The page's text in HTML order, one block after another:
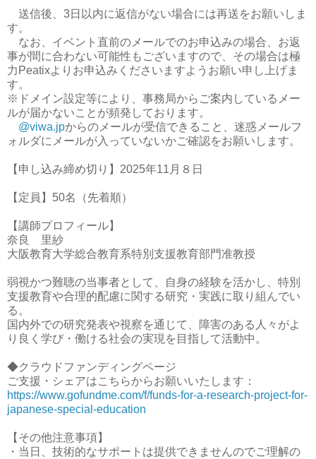
送信後、3日以内に返信がない場合には再送をお願いしま
す。
なお、イベント直前のメールでのお申込みの場合、お返
事が間に合わない可能性もございますので、その場合は極
力Peatixよりお申込みくださいますようお願い申し上げま
す。
※ドメイン設定等により、事務局からご案内しているメー
ルが届かないことが頻発しております。
@viwa.jpからのメールが受信できること、迷惑メールフ
ォルダにメールが入っていないかご確認をお願いします。
【申し込み締め切り】2025年11月８日
【定員】50名（先着順）
【講師プロフィール】
奈良 里紗
大阪教育大学総合教育系特別支援教育部門准教授
弱視かつ難聴の当事者として、自身の経験を活かし、特別
支援教育や合理的配慮に関する研究・実践に取り組んでい
る。
国内外での研究発表や視察を通じて、障害のある人々がよ
り良く学び・働ける社会の実現を目指して活動中。
◆クラウドファンディングページ
ご支援・シェアはこちらからお願いいたします：
https://www.gofundme.com/f/funds-for-a-research-project-for-
japanese-special-education
【その他注意事項】
・当日、技術的なサポートは提供できませんのでご理解の